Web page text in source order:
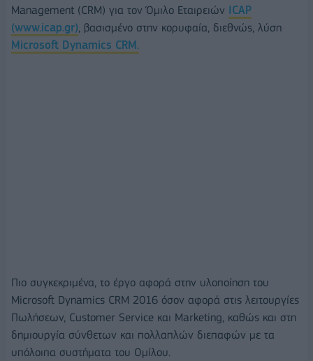
Management (CRM) για τον Όμιλο Εταιρειών ICAP
(www.icap.gr) , βασισμένο στην κορυφαία, διεθνώς, λύση
Microsoft Dynamics CRM.
Πιο συγκεκριμένα, το έργο αφορά στην υλοποίηση του
Microsoft Dynamics CRM 2016 όσον αφορά στις λειτουργίες
Πωλήσεων, Customer Service και Marketing, καθώς και στη
δημιουργία σύνθετων και πολλαπλών διεπαφών με τα
υπόλοιπα συστήματα του Ομίλου.